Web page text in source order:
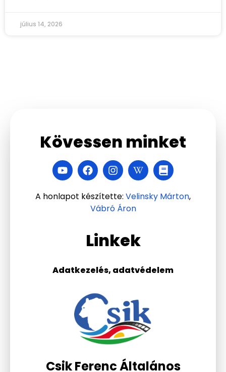
július 14, 2026
Csik Ferenc Általános
Linkek
Adatkezelés, adatvédelem
Kövessen minket
A honlapot készítette: Velinsky Márton,
Vábró Áron